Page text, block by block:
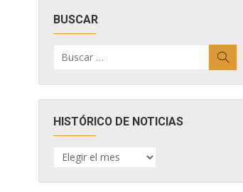
BUSCAR
por:
HISTÓRICO DE NOTICIAS
HISTÓRICO
DE